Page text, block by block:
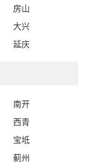
房山
大兴
延庆
南开
西青
宝坻
蓟州